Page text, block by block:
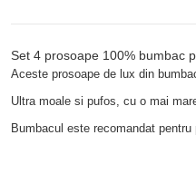
Set 4 prosoape 100% bumbac
Aceste prosoape de lux din
Ultra moale si pufos, cu o mai
Bumbacul este recomandat